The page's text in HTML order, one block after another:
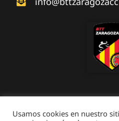
Usamos cookies en nuestro